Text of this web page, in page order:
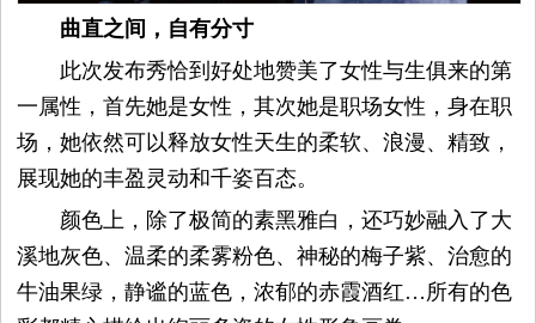
曲直之间 ， 自有分寸
此次发布秀恰到好处地赞美了女性与生俱来的第
一属性，首先她是女性，其次她是职场女性，身在职
场，她依然可以释放女性天生的柔软、浪漫、精致，
展现她的丰盈灵动和千姿百态。
颜色上，除了极简的素黑雅白，还巧妙融入了大
溪地灰色、温柔的柔雾粉色、神秘的梅子紫、治愈的
牛油果绿，静谧的蓝色，浓郁的赤霞酒红…所有的色